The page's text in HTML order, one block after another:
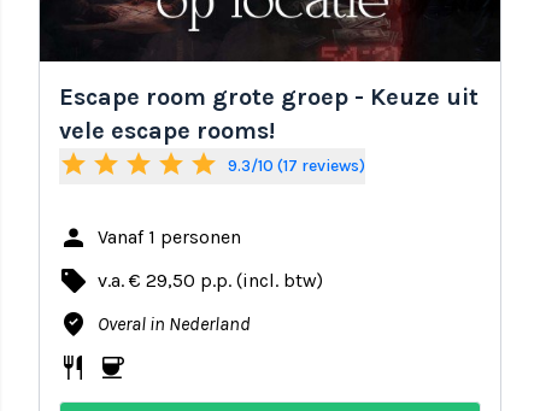
Escape room grote groep - Keuze uit
vele escape rooms!
star star star star star 9.3/10 (17 reviews)
person Vanaf 1 personen
local_offer v.a. € 29,50 p.p. (incl. btw)
where_to_vote Overal in Nederland
restaurant coffee